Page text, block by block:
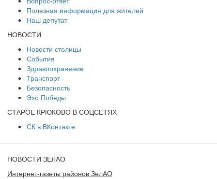
Полезная информация для жителей
Наш депутат
НОВОСТИ
Новости столицы
События
Здравоохранение
Транспорт
Безопасность
Эхо Победы
СТАРОЕ КРЮКОВО В СОЦСЕТЯХ
СК в ВКонтакте
НОВОСТИ ЗЕЛАО
Интернет-газеты районов ЗелАО